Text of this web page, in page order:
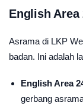
English Area
Asrama di LKP
badan. Ini adalah
English Area
gerbang